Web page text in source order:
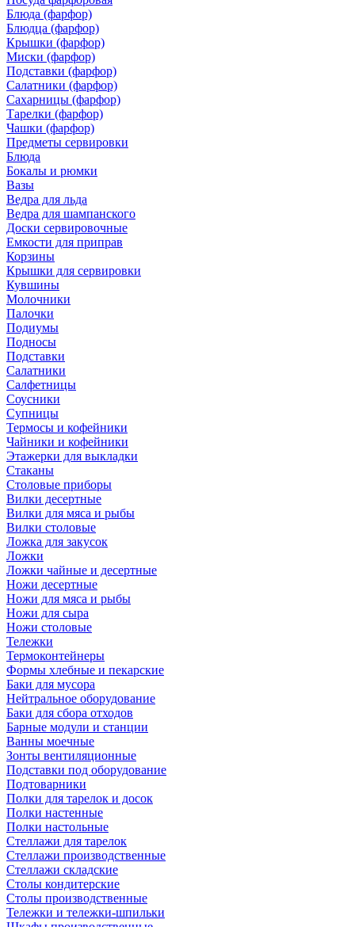
Блюда (фарфор)
Блюдца (фарфор)
Крышки (фарфор)
Миски (фарфор)
Подставки (фарфор)
Салатники (фарфор)
Сахарницы (фарфор)
Тарелки (фарфор)
Чашки (фарфор)
Предметы сервировки
Блюда
Бокалы и рюмки
Вазы
Ведра для льда
Ведра для шампанского
Доски сервировочные
Емкости для приправ
Корзины
Крышки для сервировки
Кувшины
Молочники
Палочки
Подиумы
Подносы
Подставки
Салатники
Салфетницы
Соусники
Супницы
Термосы и кофейники
Чайники и кофейники
Этажерки для выкладки
Стаканы
Столовые приборы
Вилки десертные
Вилки для мяса и рыбы
Вилки столовые
Ложка для закусок
Ложки
Ложки чайные и десертные
Ножи десертные
Ножи для мяса и рыбы
Ножи для сыра
Ножи столовые
Тележки
Термоконтейнеры
Формы хлебные и пекарские
Баки для мусора
Нейтральное оборудование
Баки для сбора отходов
Барные модули и станции
Ванны моечные
Зонты вентиляционные
Подставки под оборудование
Подтоварники
Полки для тарелок и досок
Полки настенные
Полки настольные
Стеллажи для тарелок
Стеллажи производственные
Стеллажи складские
Столы кондитерские
Столы производственные
Тележки и тележки-шпильки